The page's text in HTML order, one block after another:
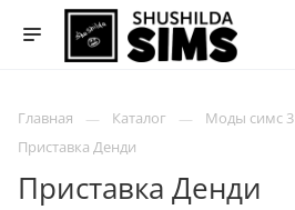
Главная Каталог Моды симс 3
Приставка Денди
Приставка Денди